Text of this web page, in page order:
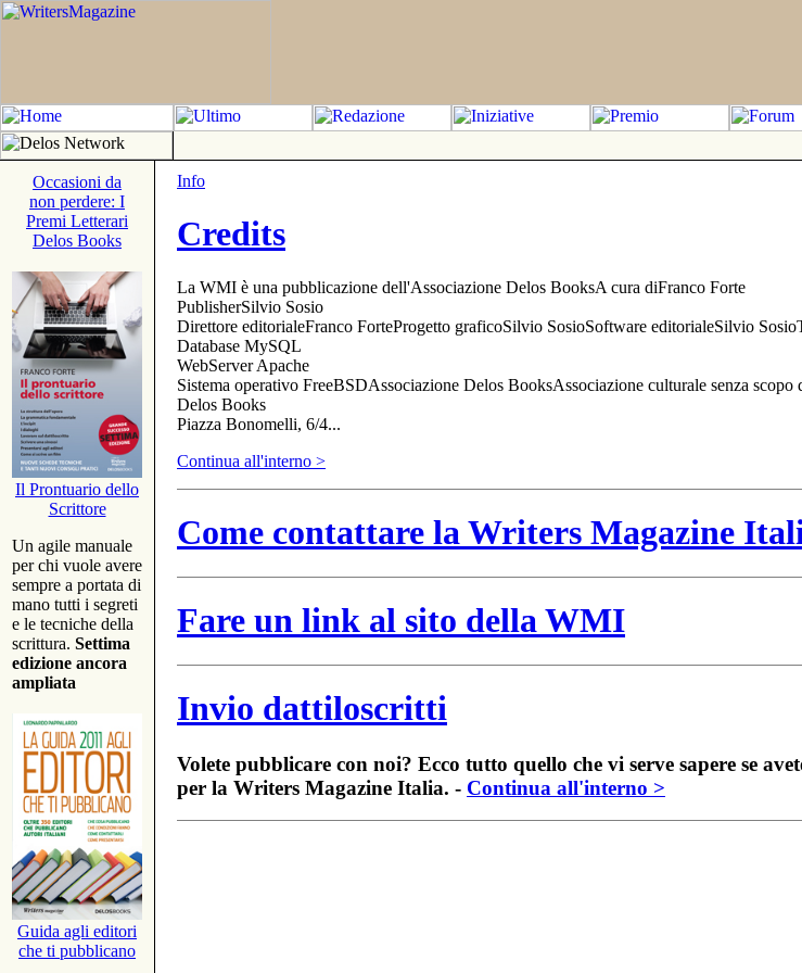
Occasioni da
non perdere: I
Premi Letterari
Delos Books
Il Prontuario dello
Scrittore
Un agile manuale
per chi vuole avere
sempre a portata di
mano tutti i segreti
e le tecniche della
scrittura. Settima
edizione ancora
ampliata
Guida agli editori
che ti pubblicano
Info
Credits
La WMI è una pubblicazione dell'Associazione Delos BooksA cura diFranco Forte
PublisherSilvio Sosio
Direttore editorialeFranco ForteProgetto graficoSilvio SosioSoftware editorialeSilvio
Database MySQL
WebServer Apache
Sistema operativo FreeBSDAssociazione Delos BooksAssociazione culturale senza scopo
Delos Books
Piazza Bonomelli, 6/4...
Continua all'interno >
Come contattare la Writers Magazine
Fare un link al sito della WMI
Invio dattiloscritti
Volete pubblicare con noi? Ecco tutto quello che vi serve sapere se
per la Writers Magazine Italia. - Continua all'interno >